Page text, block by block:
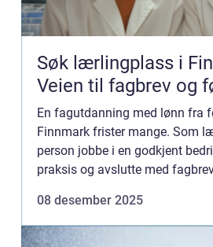
Søk lærlingplass i
Veien til fagbrev og
En fagutdanning med lønn fra
Finnmark frister mange. Som
person jobbe i en godkjent
praksis og avslutte med
08 desember 2025